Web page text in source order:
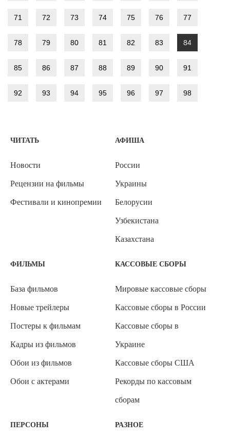
71 72 73 74 75 76 77
78 79 80 81 82 83 84
85 86 87 88 89 90 91
92 93 94 95 96 97 98
ЧИТАТЬ
Новости
Рецензии на фильмы
Фестивали и кинопремии
АФИША
России
Украины
Белорусии
Узбекистана
Казахстана
ФИЛЬМЫ
База фильмов
Новые трейлеры
Постеры к фильмам
Кадры из фильмов
Обои из фильмов
Обои с актерами
КАССОВЫЕ СБОРЫ
Мировые кассовые сборы
Кассовые сборы в России
Кассовые сборы в
Украине
Кассовые сборы США
Рекорды по кассовым
сборам
ПЕРСОНЫ РАЗНОЕ